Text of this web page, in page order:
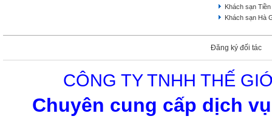
Khách sạn
Khách sạn Hà
Đăng ký đối tác
CÔNG TY TNHH THẾ
Chuyên cung cấp dịch